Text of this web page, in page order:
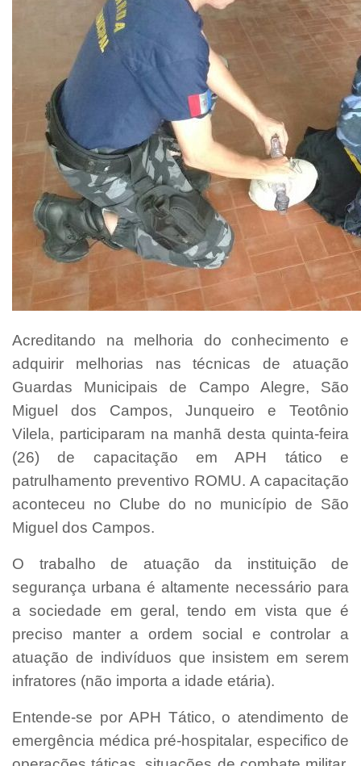
Acreditando na melhoria do conhecimento e
adquirir melhorias nas técnicas de atuação
Guardas Municipais de Campo Alegre, São
Miguel dos Campos, Junqueiro e Teotônio
Vilela, participaram na manhã desta quinta-feira
(26) de capacitação em APH tático e
patrulhamento preventivo ROMU. A capacitação
aconteceu no Clube do no município de São
Miguel dos Campos.
O trabalho de atuação da instituição de
segurança urbana é altamente necessário para
a sociedade em geral, tendo em vista que é
preciso manter a ordem social e controlar a
atuação de indivíduos que insistem em serem
infratores (não importa a idade etária).
Entende-se por APH Tático, o atendimento de
emergência médica pré-hospitalar, especifico de